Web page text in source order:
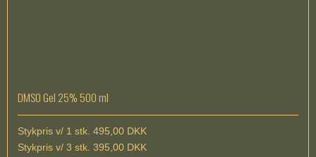
DMSO Gel 25% 500 ml
Stykpris v/ 1 stk. 495,00 DKK
Stykpris v/ 3 stk. 395,00 DKK